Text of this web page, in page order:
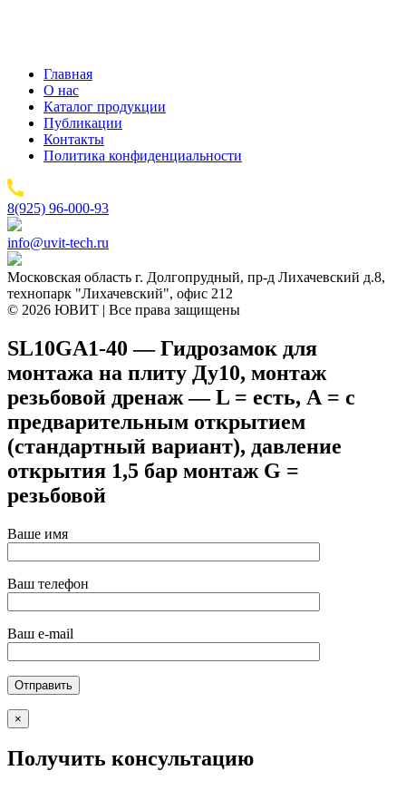
Главная
О нас
Каталог продукции
Публикации
Контакты
Политика конфиденциальности
8(925) 96-000-93
info@uvit-tech.ru
Московская область г. Долгопрудный, пр-д Лихачевский д.8,
технопарк "Лихачевский", офис 212
© 2026 ЮВИТ | Все права защищены
SL10GA1-40 — Гидрозамок для
монтажа на плиту Ду10, монтаж
резьбовой дренаж — L = есть, А = с
предварительным открытием
(стандартный вариант), давление
открытия 1,5 бар монтаж G =
резьбовой
Ваше имя
Ваш телефон
Ваш e-mail
×
Получить консультацию